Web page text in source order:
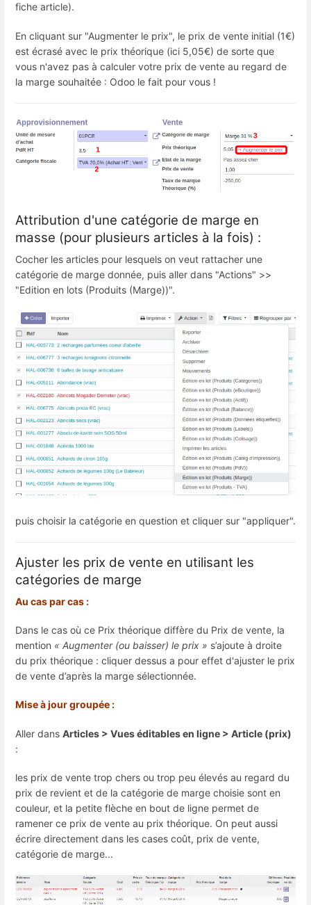
fiche article).
En cliquant sur "Augmenter le prix", le prix de vente initial (1€)
est écrasé avec le prix théorique (ici 5,05€) de sorte que
vous n'avez pas à calculer votre prix de vente au regard de
la marge souhaitée : Odoo le fait pour vous !
Attribution d'une catégorie de marge en
masse (pour plusieurs articles à la fois) :
Cocher les articles pour lesquels on veut rattacher une
catégorie de marge donnée, puis aller dans "Actions" >>
"Edition en lots (Produits (Marge))".
puis choisir la catégorie en question et cliquer sur "appliquer".
Ajuster les prix de vente en utilisant les
catégories de marge
Au cas par cas :
Dans le cas où ce Prix théorique diffère du Prix de vente, la
mention « Augmenter (ou baisser) le prix » s’ajoute à droite
du prix théorique : cliquer dessus a pour effet d'ajuster le prix
de vente d’après la marge sélectionnée.
Mise à jour groupée :
Aller dans Articles > Vues éditables en ligne > Article (prix)
:
les prix de vente trop chers ou trop peu élevés au regard du
prix de revient et de la catégorie de marge choisie sont en
couleur, et la petite flèche en bout de ligne permet de
ramener ce prix de vente au prix théorique. On peut aussi
écrire directement dans les cases coût, prix de vente,
catégorie de marge...